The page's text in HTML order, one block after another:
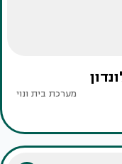
מערכת בית ונוי